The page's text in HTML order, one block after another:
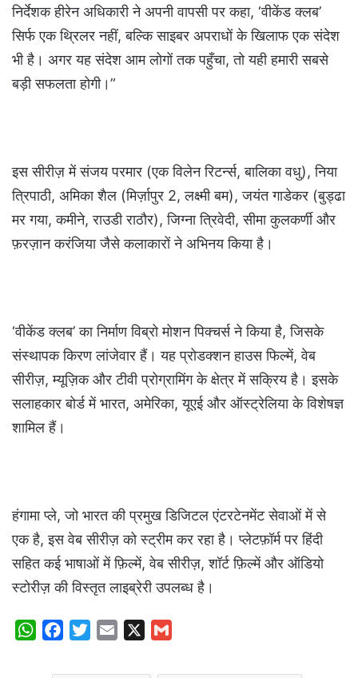
निर्देशक हीरेन अधिकारी ने अपनी वापसी पर कहा, ‘वीकेंड क्लब’
सिर्फ एक थ्रिलर नहीं, बल्कि साइबर अपराधों के खिलाफ एक संदेश
भी है। अगर यह संदेश आम लोगों तक पहुँचा, तो यही हमारी सबसे
बड़ी सफलता होगी।”
इस सीरीज़ में संजय परमार (एक विलेन रिटर्न्स, बालिका वधु), निया
त्रिपाठी, अमिका शैल (मिर्ज़ापुर 2, लक्ष्मी बम), जयंत गाडेकर (बुड्ढा
मर गया, कमीने, राउडी राठौर), जिग्ना त्रिवेदी, सीमा कुलकर्णी और
फ़रज़ान करंजिया जैसे कलाकारों ने अभिनय किया है।
‘वीकेंड क्लब’ का निर्माण विब्रो मोशन पिक्चर्स ने किया है, जिसके
संस्थापक किरण लांजेवार हैं। यह प्रोडक्शन हाउस फिल्में, वेब
सीरीज़, म्यूज़िक और टीवी प्रोग्रामिंग के क्षेत्र में सक्रिय है। इसके
सलाहकार बोर्ड में भारत, अमेरिका, यूएई और ऑस्ट्रेलिया के विशेषज्ञ
शामिल हैं।
हंगामा प्ले, जो भारत की प्रमुख डिजिटल एंटरटेनमेंट सेवाओं में से
एक है, इस वेब सीरीज़ को स्ट्रीम कर रहा है। प्लेटफ़ॉर्म पर हिंदी
सहित कई भाषाओं में फ़िल्में, वेब सीरीज़, शॉर्ट फ़िल्में और ऑडियो
स्टोरीज़ की विस्तृत लाइब्रेरी उपलब्ध है।
W
c
i
a
a